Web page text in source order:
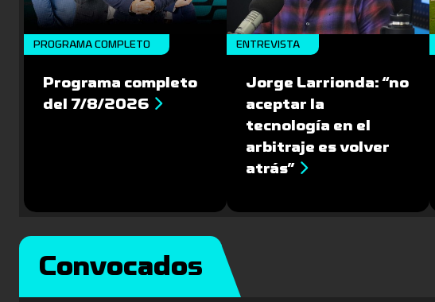
PROGRAMA COMPLETO
Programa completo
del 7/8/2026
ENTREVISTA
Jorge Larrionda: “no
aceptar la
tecnología en el
arbitraje es volver
atrás”
Convocados